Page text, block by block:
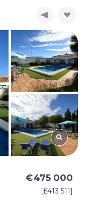
€475 000
[£413 511]